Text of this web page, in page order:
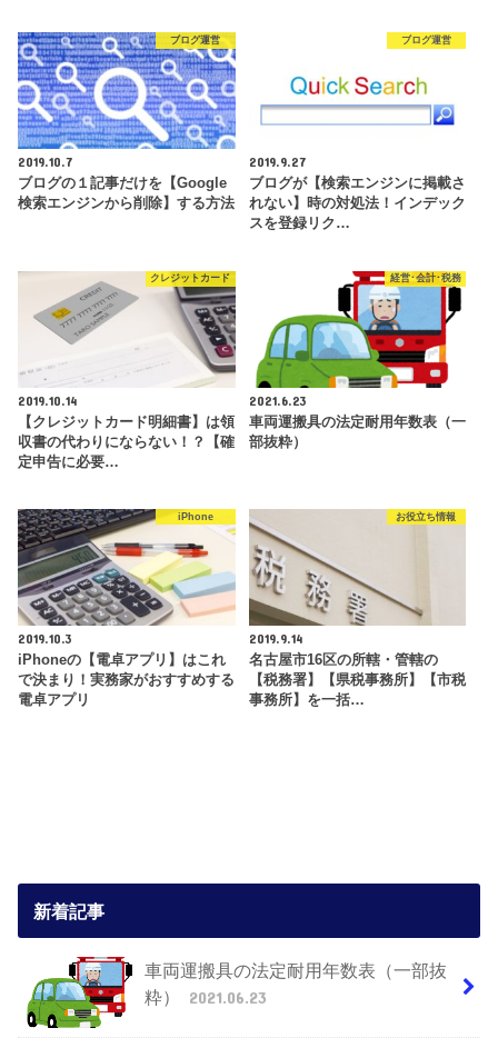
ブログ運営
2019.10.7
ブログの１記事だけを【Google
検索エンジンから削除】する方法
ブログ運営
2019.9.27
ブログが【検索エンジンに掲載さ
れない】時の対処法！インデック
スを登録リク…
クレジットカード
2019.10.14
【クレジットカード明細書】は領
収書の代わりにならない！？【確
定申告に必要…
経営･会計･税務
2021.6.23
車両運搬具の法定耐用年数表（一
部抜粋）
iPhone
2019.10.3
iPhoneの【電卓アプリ】はこれ
で決まり！実務家がおすすめする
電卓アプリ
お役立ち情報
2019.9.14
名古屋市16区の所轄・管轄の
【税務署】【県税事務所】【市税
事務所】を一括…
新着記事
車両運搬具の法定耐用年数表（一部抜
粋）
2021.06.23